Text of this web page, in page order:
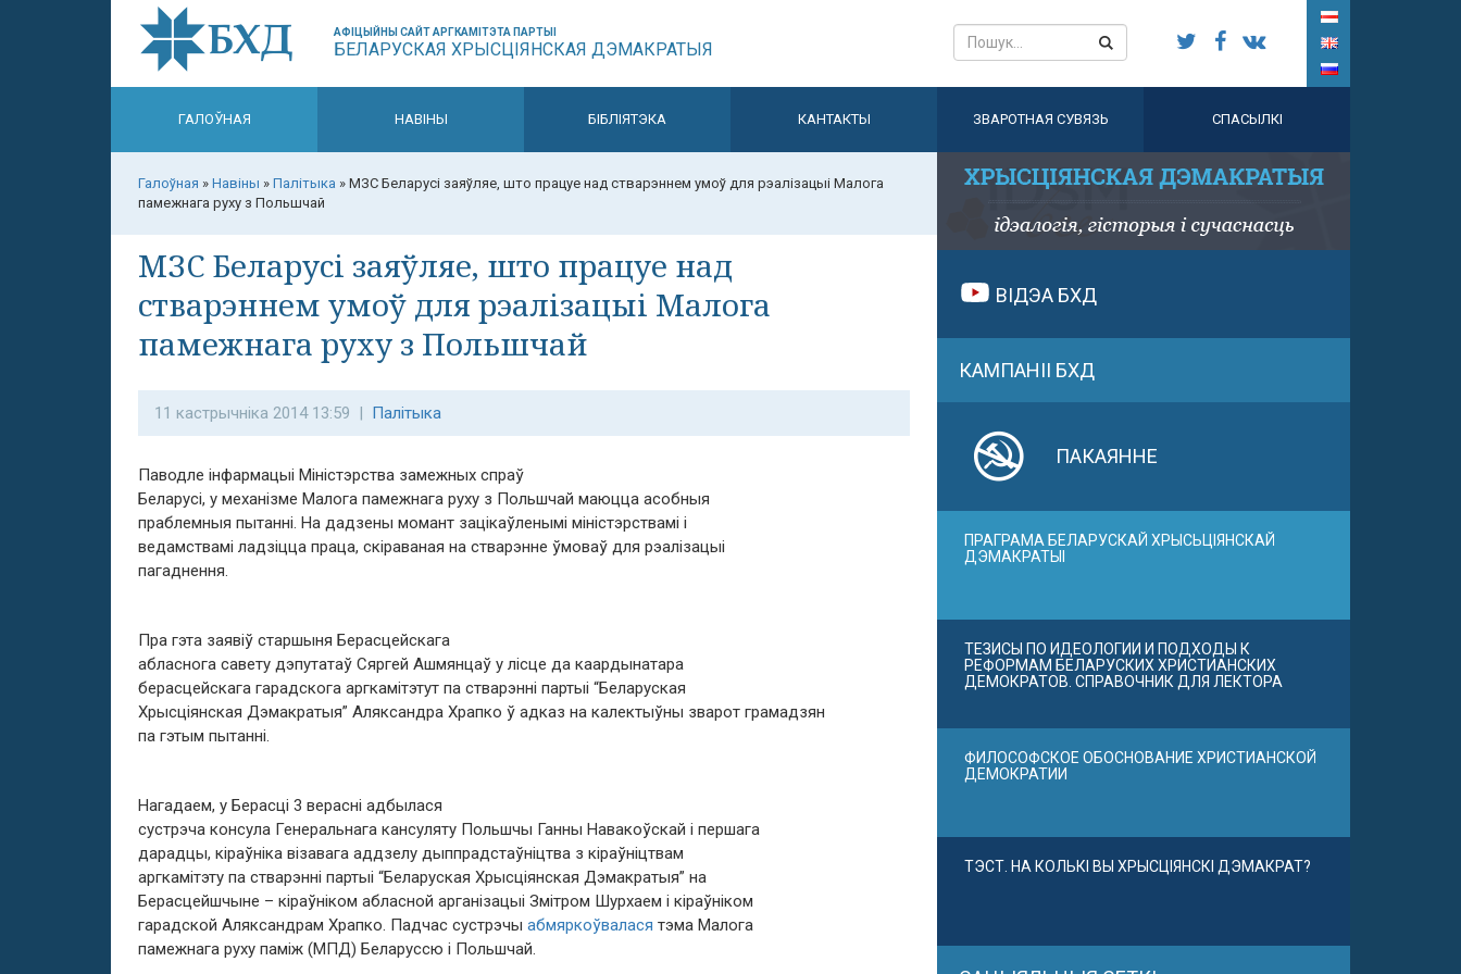
АФІЦЫЙНЫ САЙТ АРГКАМІТЭТА ПАРТЫІ
БЕЛАРУСКАЯ ХРЫСЦІЯНСКАЯ ДЭМАКРАТЫЯ
ГАЛОЎНАЯ НАВІНЫ БІБЛІЯТЭКА КАНТАКТЫ ЗВАРОТНАЯ СУВЯЗЬ СПАСЫЛКІ
Галоўная » Навіны » Палітыка » МЗС Беларусі заяўляе, што працуе над стварэннем умоў для рэалізацыі Малога
памежнага руху з Польшчай
МЗС Беларусі заяўляе, што працуе над
стварэннем умоў для рэалізацыі Малога
памежнага руху з Польшчай
11 кастрычніка 2014 13:59 | Палітыка
Паводле інфармацыі Міністэрства замежных спраў
Беларусі, у механізме Малога памежнага руху з Польшчай маюцца асобныя
праблемныя пытанні. На дадзены момант зацікаўленымі міністэрствамі і
ведамствамі ладзіцца праца, скіраваная на стварэнне ўмоваў для рэалізацыі
пагаднення.
Пра гэта заявіў старшыня Берасцейскага
абласнога савету дэпутатаў Сяргей Ашмянцаў у лісце да каардынатара
берасцейскага гарадскога аргкамітэтут па стварэнні партыі “Беларуская
Хрысціянская Дэмакратыя” Аляксандра Храпко ў адказ на калектыўны зварот грамадзян
па гэтым пытанні.
Нагадаем, у Берасці 3 верасні адбылася
сустрэча консула Генеральнага кансуляту Польшчы Ганны Навакоўскай і першага
дарадцы, кіраўніка візавага аддзелу дыппрадстаўніцтва з кіраўніцтвам
аргкамітэту па стварэнні партыі “Беларуская Хрысціянская Дэмакратыя” на
Берасцейшчыне – кіраўніком абласной арганізацыі Змітром Шурхаем і кіраўніком
гарадской Аляксандрам Храпко. Падчас сустрэчы абмяркоўвалася тэма Малога
памежнага руху паміж (МПД) Беларуссю і Польшчай.
ВІДЭА БХД
КАМПАНІІ БХД
ПАКАЯННЕ
ПРАГРАМА БЕЛАРУСКАЙ ХРЫСЬЦІЯНСКАЙ
ДЭМАКРАТЫІ
ТЕЗИСЫ ПО ИДЕОЛОГИИ И ПОДХОДЫ К
РЕФОРМАМ БЕЛАРУСКИХ ХРИСТИАНСКИХ
ДЕМОКРАТОВ. СПРАВОЧНИК ДЛЯ ЛЕКТОРА
ФИЛОСОФСКОЕ ОБОСНОВАНИЕ ХРИСТИАНСКОЙ
ДЕМОКРАТИИ
ТЭСТ. НА КОЛЬКІ ВЫ ХРЫСЦІЯНСКІ ДЭМАКРАТ?